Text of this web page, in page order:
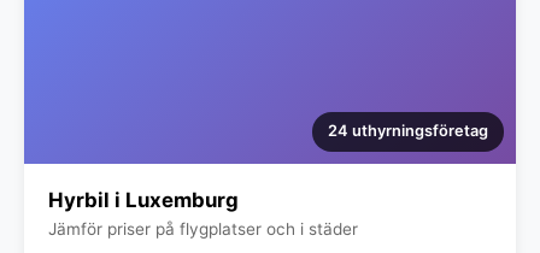
24 uthyrningsföretag
Hyrbil i Luxemburg
Jämför priser på flygplatser och i städer